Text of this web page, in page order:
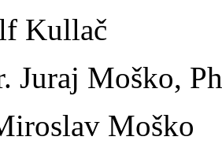
Kullač
Juraj Moško,
Moško